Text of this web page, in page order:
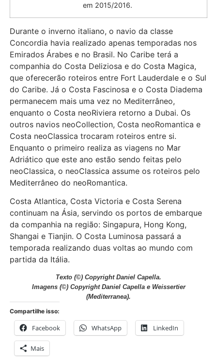
em 2015/2016.
Durante o inverno italiano, o navio da classe
Concordia havia realizado apenas temporadas nos
Emirados Árabes e no Brasil. No Caribe terá a
companhia do Costa Deliziosa e do Costa Magica,
que oferecerão roteiros entre Fort Lauderdale e o Sul
do Caribe. Já o Costa Fascinosa e o Costa Diadema
permanecem mais uma vez no Mediterrâneo,
enquanto o Costa neoRiviera retorno a Dubai. Os
outros navios neoCollection, Costa neoRomantica e
Costa neoClassica trocaram roteiros entre si.
Enquanto o primeiro realiza as viagens no Mar
Adriático que este ano estão sendo feitas pelo
neoClassica, o neoClassica assume os roteiros pelo
Mediterrâneo do neoRomantica.
Costa Atlantica, Costa Victoria e Costa Serena
continuam na Ásia, servindo os portos de embarque
da companhia na região: Singapura, Hong Kong,
Shangai e Tianjin. O Costa Luminosa passará a
temporada realizando duas voltas ao mundo com
partida da Itália.
Texto (©) Copyright Daniel Capella.
Imagens (©) Copyright Daniel Capella e Weissertier
(Mediterranea).
Compartilhe isso:
Facebook WhatsApp LinkedIn
Mais